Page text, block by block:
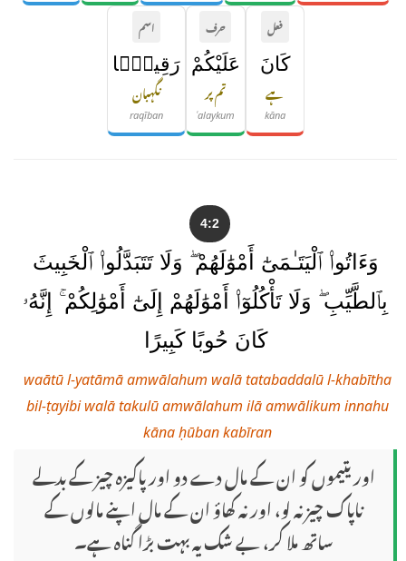
فعل
كَانَ
ہے
kāna
حرف
عَلَيْكُمْ
تم پر
ʿalaykum
اسم
رَقِيبًۭا
نگہبان
raqīban
4:2
وَءَاتُوا۟ ٱلْيَتَـٰمَىٰٓ أَمْوَٰلَهُمْ ۖ وَلَا تَتَبَدَّلُوا۟ ٱلْخَبِيثَ
بِٱلطَّيِّبِ ۖ وَلَا تَأْكُلُوٓا۟ أَمْوَٰلَهُمْ إِلَىٰٓ أَمْوَٰلِكُمْ ۚ إِنَّهُۥ
كَانَ حُوبًا كَبِيرًا
waātū l-yatāmā amwālahum walā tatabaddalū l-khabītha
bil-ṭayibi walā takulū amwālahum ilā amwālikum innahu
kāna ḥūban kabīran
اور یتیموں کو ان کے مال دے دو اور پاکیزہ چیز کے بدلے
ناپاک چیز نہ لو، اور نہ کھاؤ ان کے مال اپنے مالوں کے
ساتھ ملا کر، بے شک یہ بہت بڑا گناہ ہے۔